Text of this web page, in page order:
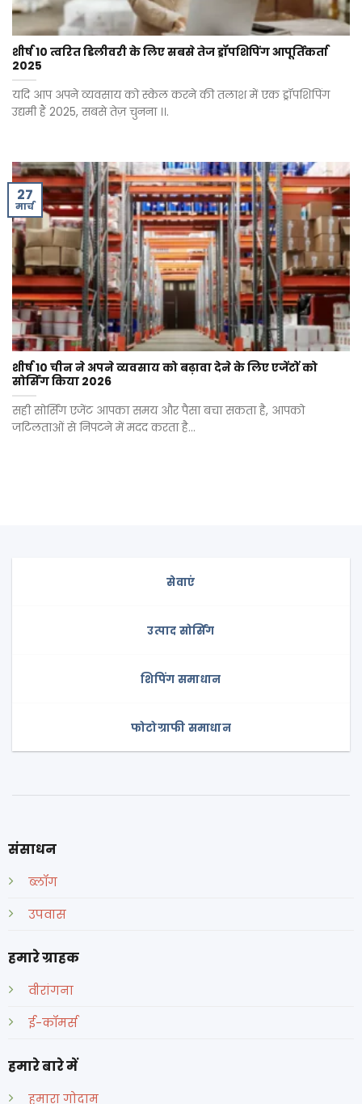
शीर्ष 10 त्वरित डिलीवरी के लिए सबसे तेज ड्रॉपशिपिंग आपूर्तिकर्ता
2025
यदि आप अपने व्यवसाय को स्केल करने की तलाश में एक ड्रॉपशिपिंग
उद्यमी हैं 2025, सबसे तेज़ चुनना ।।.
शीर्ष 10 चीन ने अपने व्यवसाय को बढ़ावा देने के लिए एजेंटों को
सोर्सिंग किया 2026
सही सोर्सिंग एजेंट आपका समय और पैसा बचा सकता है, आपको
जटिलताओं से निपटने में मदद करता है...
27
मार्च
सेवाएं
उत्पाद सोर्सिंग
शिपिंग समाधान
फोटोग्राफी समाधान
संसाधन
ब्लॉग
उपवास
हमारे ग्राहक
वीरांगना
ई-कॉमर्स
हमारे बारे में
हमारा गोदाम